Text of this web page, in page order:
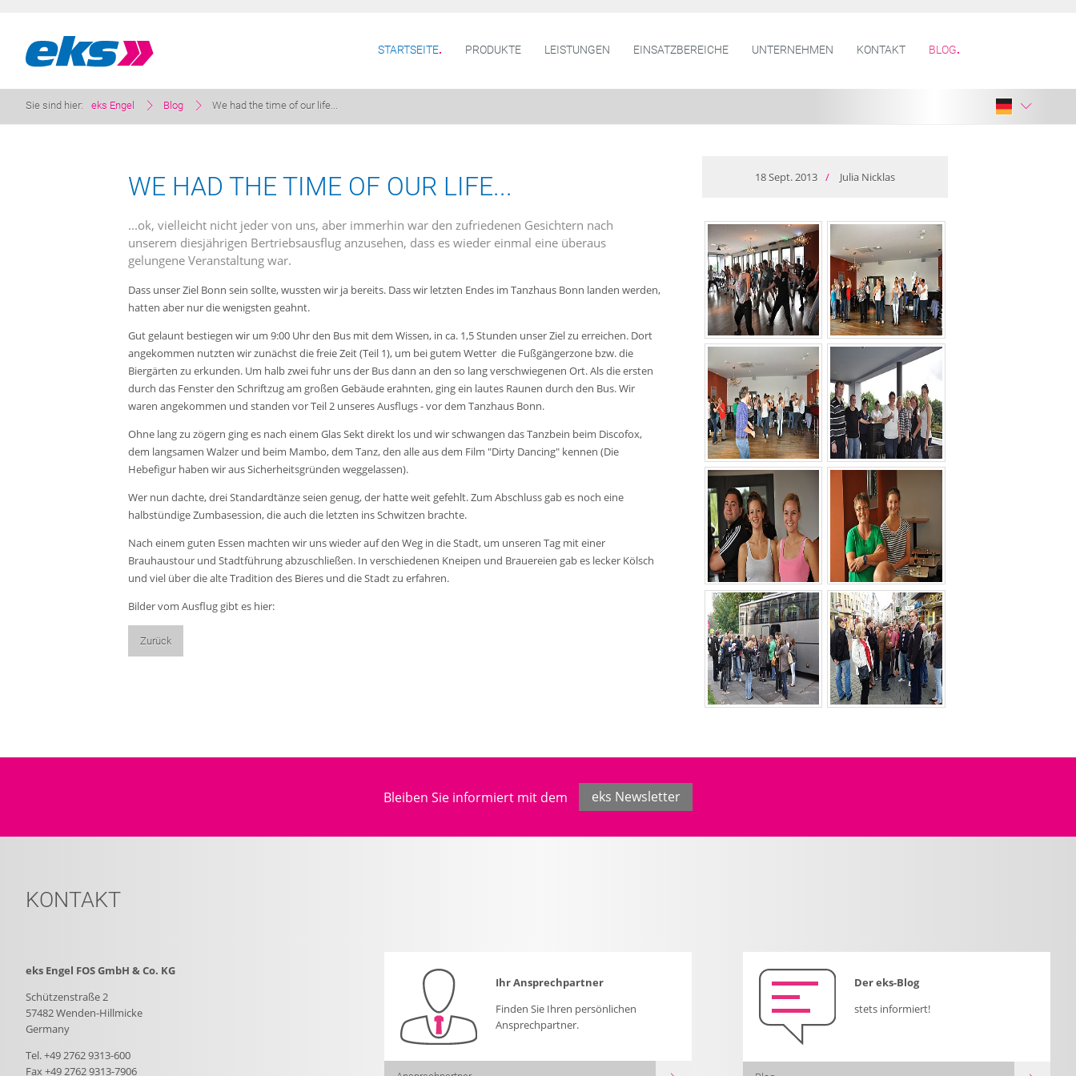
STARTSEITE PRODUKTE LEISTUNGEN EINSATZBEREICHE UNTERNEHMEN KONTAKT BLOG
Sie sind hier: eks Engel Blog We had the time of our life...
WE HAD THE TIME OF OUR LIFE...
...ok, vielleicht nicht jeder von uns, aber immerhin war den zufriedenen Gesichtern nach
unserem diesjährigen Bertriebsausflug anzusehen, dass es wieder einmal eine überaus
gelungene Veranstaltung war.
Dass unser Ziel Bonn sein sollte, wussten wir ja bereits. Dass wir letzten Endes im Tanzhaus Bonn landen werden,
hatten aber nur die wenigsten geahnt.
Gut gelaunt bestiegen wir um 9:00 Uhr den Bus mit dem Wissen, in ca. 1,5 Stunden unser Ziel zu erreichen. Dort
angekommen nutzten wir zunächst die freie Zeit (Teil 1), um bei gutem Wetter die Fußgängerzone bzw. die
Biergärten zu erkunden. Um halb zwei fuhr uns der Bus dann an den so lang verschwiegenen Ort. Als die ersten
durch das Fenster den Schriftzug am großen Gebäude erahnten, ging ein lautes Raunen durch den Bus. Wir
waren angekommen und standen vor Teil 2 unseres Ausflugs - vor dem Tanzhaus Bonn.
Ohne lang zu zögern ging es nach einem Glas Sekt direkt los und wir schwangen das Tanzbein beim Discofox,
dem langsamen Walzer und beim Mambo, dem Tanz, den alle aus dem Film "Dirty Dancing" kennen (Die
Hebefigur haben wir aus Sicherheitsgründen weggelassen).
Wer nun dachte, drei Standardtänze seien genug, der hatte weit gefehlt. Zum Abschluss gab es noch eine
halbstündige Zumbasession, die auch die letzten ins Schwitzen brachte.
Nach einem guten Essen machten wir uns wieder auf den Weg in die Stadt, um unseren Tag mit einer
Brauhaustour und Stadtführung abzuschließen. In verschiedenen Kneipen und Brauereien gab es lecker Kölsch
und viel über die alte Tradition des Bieres und die Stadt zu erfahren.
Bilder vom Ausflug gibt es hier:
Zurück
18Sept.2013 / Julia Nicklas
Bleiben Sie informiert mit dem eks Newsletter
KONTAKT
eks Engel FOS GmbH & Co. KG
Schützenstraße 2
57482 Wenden-Hillmicke
Germany
Tel. +49 2762 9313-600
Fax +49 2762 9313-7906
Ihr Ansprechpartner
Finden Sie Ihren persönlichen
Ansprechpartner.
Der eks-Blog
stets informiert!